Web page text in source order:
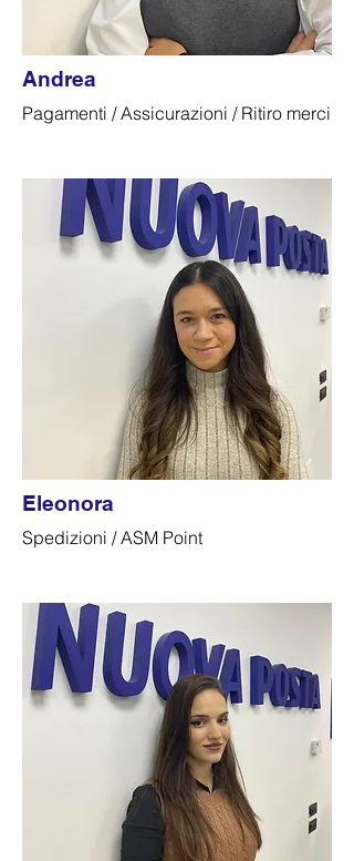
Andrea
Pagamenti / Assicurazioni / Ritiro merci
Eleonora
Spedizioni / ASM Point